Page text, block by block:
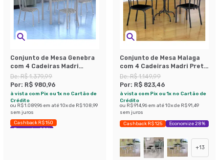
Conjunto de Mesa Genebra
com 4 Cadeiras Madri
Branco Prata E Preto
Listrado
De:R$ 1.379,99
Por: R$ 980,96
à vista com Pix ou 1x no Cartão de
Crédito
ou R$ 1.089,96 em até10x de R$ 108,99
sem juros
Cashback R$ 150
Economize 28%
Conjunto de Mesa Malaga
com 4 Cadeiras Madri Preto
Prata e Preto Liso
De:R$ 1.149,99
Por: R$ 823,46
à vista com Pix ou 1x no Cartão de
Crédito
ou R$ 914,96 em até10x de R$ 91,49
sem juros
Cashback R$ 125 Economize 28%
+13